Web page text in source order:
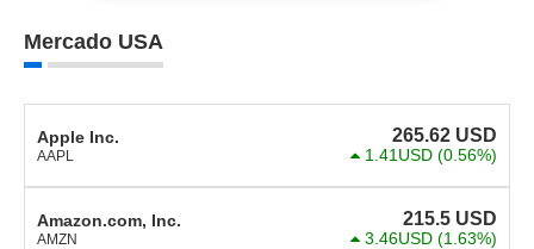
Mercado USA
Apple Inc.
AAPL
265.62 USD
1.41USD (0.56%)
Amazon.com, Inc.
AMZN
215.5 USD
3.46USD (1.63%)